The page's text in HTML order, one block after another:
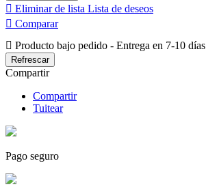
 Eliminar de lista Lista de deseos
 Comparar
 Producto bajo pedido - Entrega en 7-10 días
Compartir
Compartir
Tuitear
Pago seguro